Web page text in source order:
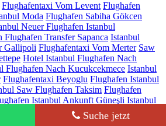
Suche jetzt
Flughafentaxi Vom Levent Flughafen
Moda Flughafen Sabiha Gökcen
Neuer Flughafen Istanbul
Flughafen Transfer Sapanca Istanbul
Gallipoli Flughafentaxi Vom Merter Saw
Hotel Istanbul Flughafen Nach
Flughafen Nach Kucukcekmece Istanbul
Flughafentaxi Beyoglu Flughafen Istanbul
Saw Flughafen Taksim Flughafen
Istanbul Ankunft Güneşli Istanbul
Buyukcekmece
Flughafentaxi Nach